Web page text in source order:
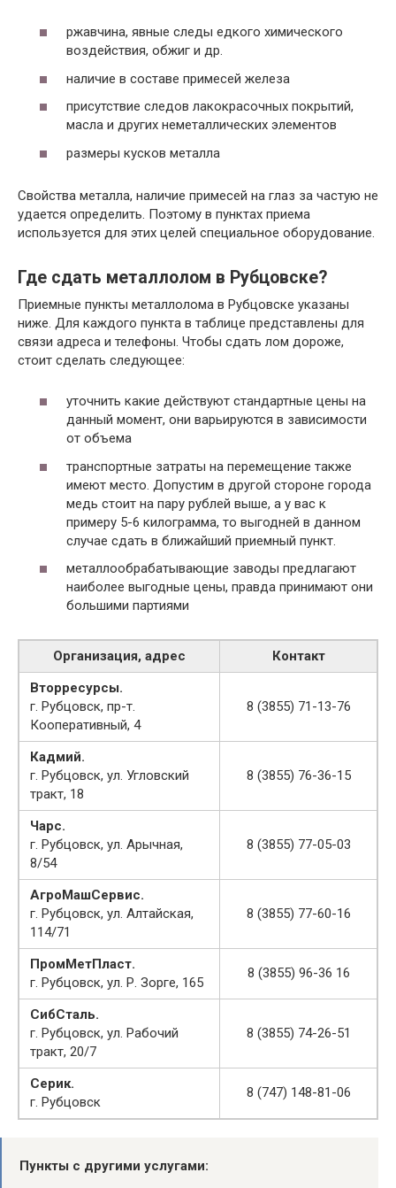
ржавчина, явные следы едкого химического
воздействия, обжиг и др.
наличие в составе примесей железа
присутствие следов лакокрасочных покрытий,
масла и других неметаллических элементов
размеры кусков металла
Свойства металла, наличие примесей на глаз за частую не
удается определить. Поэтому в пунктах приема
используется для этих целей специальное оборудование.
Где сдать металлолом в Рубцовске?
Приемные пункты металлолома в Рубцовске указаны
ниже. Для каждого пункта в таблице представлены для
связи адреса и телефоны. Чтобы сдать лом дороже,
стоит сделать следующее:
уточнить какие действуют стандартные цены на
данный момент, они варьируются в зависимости
от объема
транспортные затраты на перемещение также
имеют место. Допустим в другой стороне города
медь стоит на пару рублей выше, а у вас к
примеру 5-6 килограмма, то выгодней в данном
случае сдать в ближайший приемный пункт.
металлообрабатывающие заводы предлагают
наиболее выгодные цены, правда принимают они
большими партиями
Организация, адрес
Контакт
Вторресурсы.
г. Рубцовск, пр-т.
Кооперативный, 4
8 (3855) 71-13-76
Кадмий.
г. Рубцовск, ул. Угловский
тракт, 18
8 (3855) 76-36-15
Чарс.
г. Рубцовск, ул. Арычная,
8/54
8 (3855) 77-05-03
АгроМашСервис.
г. Рубцовск, ул. Алтайская,
114/71
8 (3855) 77-60-16
ПромМетПласт.
г. Рубцовск, ул. Р. Зорге, 165
8 (3855) 96-36 16
СибСталь.
г. Рубцовск, ул. Рабочий
тракт, 20/7
8 (3855) 74-26-51
Серик.
г. Рубцовск
8 (747) 148-81-06
Пункты с другими услугами: